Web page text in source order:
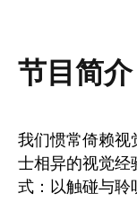
节目简介
我们惯常倚赖视
士相异的视觉经
式：以触碰与聆